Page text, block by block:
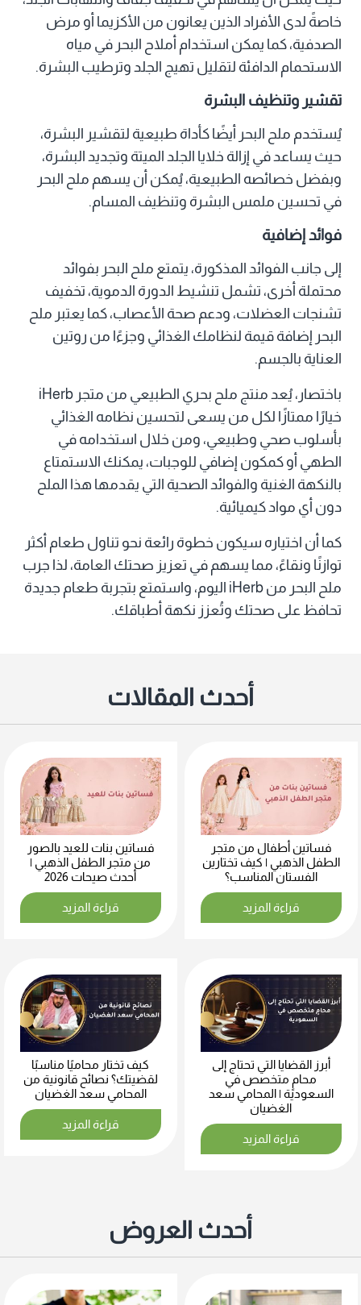
خاصةً لدى الأفراد الذين يعانون من الأكزيما أو مرض
الصدفية، كما يمكن استخدام أملاح البحر في مياه
الاستحمام الدافئة لتقليل تهيج الجلد وترطيب البشرة.
تقشير وتنظيف البشرة
يُستخدم ملح البحر أيضًا كأداة طبيعية لتقشير البشرة،
حيث يساعد في إزالة خلايا الجلد الميتة وتجديد البشرة،
وبفضل خصائصه الطبيعية، يُمكن أن يسهم ملح البحر
في تحسين ملمس البشرة وتنظيف المسام.
فوائد إضافية
إلى جانب الفوائد المذكورة، يتمتع ملح البحر بفوائد
محتملة أخرى، تشمل تنشيط الدورة الدموية، تخفيف
تشنجات العضلات، ودعم صحة الأعصاب، كما يعتبر ملح
البحر إضافة قيمة لنظامك الغذائي وجزءًا من روتين
العناية بالجسم.
باختصار، يُعد منتج ملح بحري الطبيعي من متجر iHerb
خيارًا ممتازًا لكل من يسعى لتحسين نظامه الغذائي
بأسلوب صحي وطبيعي، ومن خلال استخدامه في
الطهي أو كمكون إضافي للوجبات، يمكنك الاستمتاع
بالنكهة الغنية والفوائد الصحية التي يقدمها هذا الملح
دون أي مواد كيميائية.
كما أن اختياره سيكون خطوة رائعة نحو تناول طعام أكثر
توازنًا ونقاءً، مما يسهم في تعزيز صحتك العامة، لذا جرب
ملح البحر من iHerb اليوم، واستمتع بتجربة طعام جديدة
تحافظ على صحتك وتُعزز نكهة أطباقك.
أحدث المقالات
فساتين أطفال من متجر
الطفل الذهبي | كيف تختارين
الفستان المناسب؟
قراءة المزيد
فساتين بنات للعيد بالصور
من متجر الطفل الذهبي |
أحدث صيحات 2026
قراءة المزيد
أبرز القضايا التي تحتاج إلى
محامٍ متخصص في
السعودية | المحامي سعد
الغضيان
قراءة المزيد
كيف تختار محاميًا مناسبًا
لقضيتك؟ نصائح قانونية من
المحامي سعد الغضيان
قراءة المزيد
أحدث العروض